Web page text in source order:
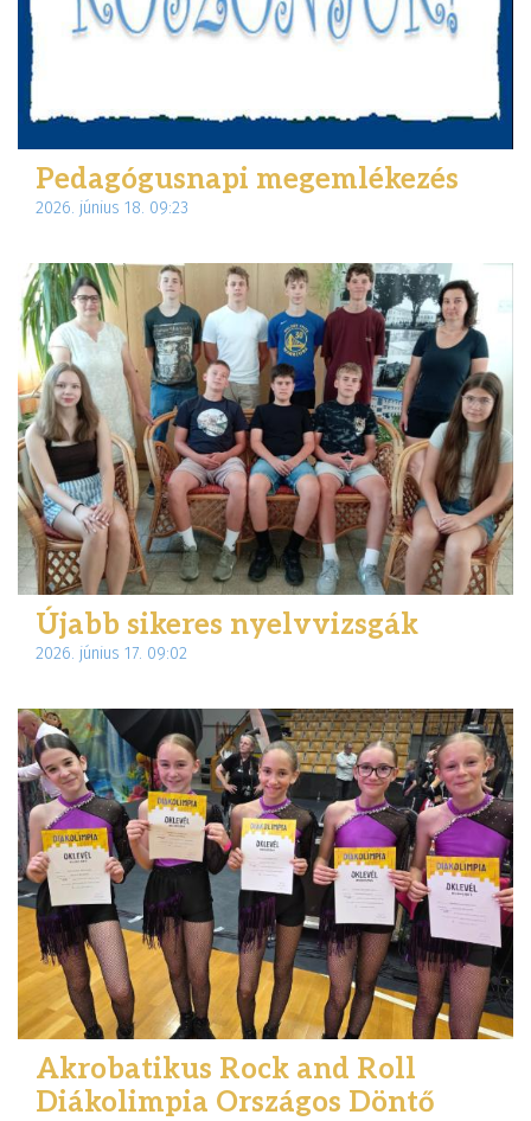
Pedagógusnapi megemlékezés
2026. június 18. 09:23
Újabb sikeres nyelvvizsgák
2026. június 17. 09:02
Akrobatikus Rock and Roll
Diákolimpia Országos Döntő